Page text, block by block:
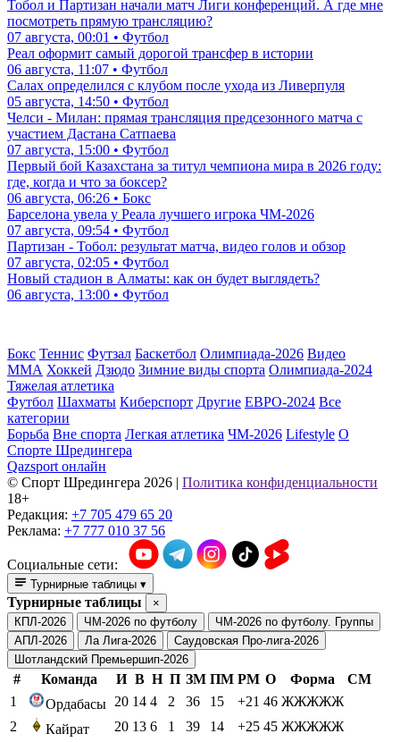
Тобол и Партизан начали матч Лиги конференций. А где мне
посмотреть прямую трансляцию?
07 августа, 00:01 • Футбол
Реал оформит самый дорогой трансфер в истории
06 августа, 11:07 • Футбол
Салах определился с клубом после ухода из Ливерпуля
05 августа, 14:50 • Футбол
Челси - Милан: прямая трансляция предсезонного матча с
участием Дастана Сатпаева
07 августа, 15:00 • Футбол
Первый бой Казахстана за титул чемпиона мира в 2026 году:
где, когда и что за боксер?
06 августа, 06:26 • Бокс
Барселона увела у Реала лучшего игрока ЧМ-2026
07 августа, 09:54 • Футбол
Партизан - Тобол: результат матча, видео голов и обзор
07 августа, 02:05 • Футбол
Новый стадион в Алматы: как он будет выглядеть?
06 августа, 13:00 • Футбол
Бокс Теннис Футзал Баскетбол Олимпиада-2026 Видео
ММА Хоккей Дзюдо Зимние виды спорта Олимпиада-2024
Тяжелая атлетика
Футбол Шахматы Киберспорт Другие ЕВРО-2024 Все
категории
Борьба Вне спорта Легкая атлетика ЧМ-2026 Lifestyle О
Спорте Шредингера
Qazsport онлайн
© Cпорт Шредингера 2026 | Политика конфиденциальности
18+
Редакция: +7 705 479 65 20
Реклама: +7 777 010 37 56
Социальные сети:
Турнирные таблицы ▾
Турнирные таблицы
×
КПЛ-2026
ЧМ-2026 по футболу
ЧМ-2026 по футболу. Группы
АПЛ-2026
Ла Лига-2026
Саудовская Про-лига-2026
Шотландский Премьершип-2026
# Команда И В Н П ЗМ ПМ РМ О Форма
СМ
1
Ордабасы 20 14 4 2 36 15 +21 46 ЖЖЖЖЖ
2
Кайрат 20 13 6 1 39 14 +25 45 ЖЖЖЖЖ